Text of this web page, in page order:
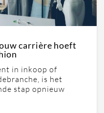
carrière hoeft
in inkoop of
is het
stap opnieuw